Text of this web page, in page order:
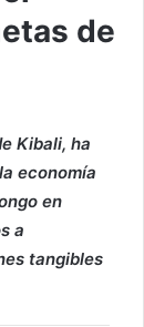
de
Kibali, ha
economía
en
a
tangibles